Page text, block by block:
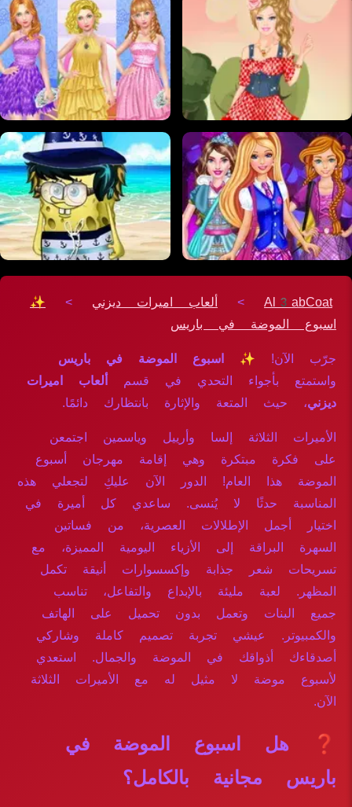
Al3abCoat
> ألعاب اميرات ديزني >
✨
اسبوع الموضة في باريس
جرّب الآن! ✨ اسبوع الموضة في باريس
واستمتع بأجواء التحدي في قسم
ألعاب اميرات
ديزني، حيث المتعة والإثارة بانتظارك دائمًا.
الأميرات الثلاثة إلسا وأرييل وياسمين اجتمعن
على فكرة مبتكرة وهي إقامة مهرجان أسبوع
الموضة هذا العام! الدور الآن عليكِ لتجعلي هذه
المناسبة حدثًا لا يُنسى. ساعدي كل أميرة في
اختيار أجمل الإطلالات العصرية، من فساتين
السهرة البراقة إلى الأزياء اليومية المميزة، مع
تسريحات شعر جذابة وإكسسوارات أنيقة تكمل
المظهر. لعبة مليئة بالإبداع والتفاعل، تناسب
جميع البنات وتعمل بدون تحميل على الهاتف
والكمبيوتر. عيشي تجربة تصميم كاملة وشاركي
أصدقاءك أذواقك في الموضة والجمال. استعدي
لأسبوع موضة لا مثيل له مع الأميرات الثلاثة
الآن.
❓ هل اسبوع الموضة في
باريس مجانية بالكامل؟